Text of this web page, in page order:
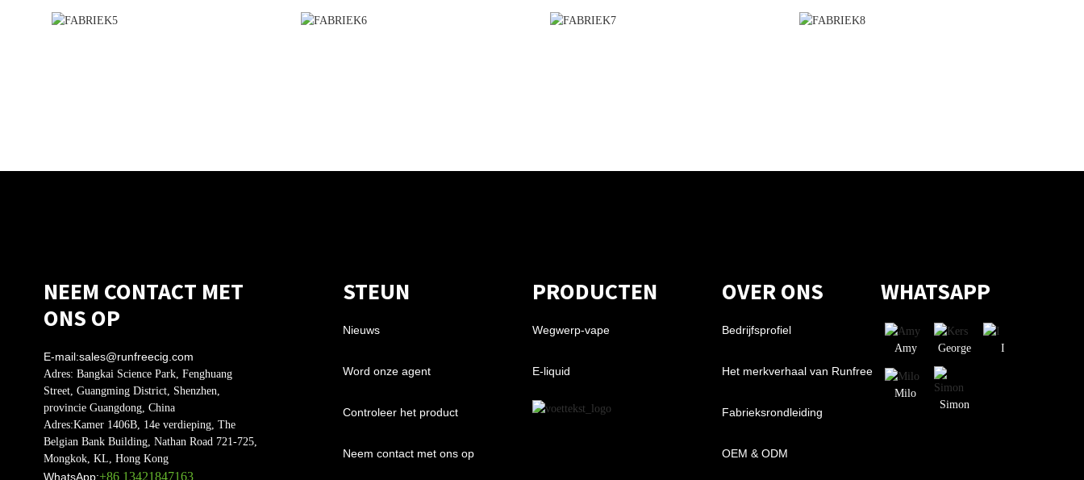
NEEM CONTACT MET
ONS OP
E-mail:sales@runfreecig.com
Adres: Bangkai Science Park, Fenghuang
Street, Guangming District, Shenzhen,
provincie Guangdong, China
Adres:Kamer 1406B, 14e verdieping, The
Belgian Bank Building, Nathan Road 721-725,
Mongkok, KL, Hong Kong
WhatsApp:+86 13421847163
STEUN
Nieuws
Word onze agent
Controleer het product
Neem contact met ons op
PRODUCTEN
Wegwerp-vape
E-liquid
OVER ONS
Bedrijfsprofiel
Het merkverhaal van Runfree
Fabrieksrondleiding
OEM & ODM
WHATSAPP
Amy George I
Milo
Simon